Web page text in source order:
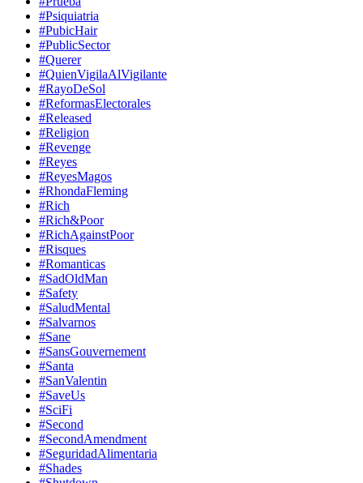
#Psiquiatria
#PubicHair
#PublicSector
#Querer
#QuienVigilaAlVigilante
#RayoDeSol
#ReformasElectorales
#Released
#Religion
#Revenge
#Reyes
#ReyesMagos
#RhondaFleming
#Rich
#Rich&Poor
#RichAgainstPoor
#Risques
#Romanticas
#SadOldMan
#Safety
#SaludMental
#Salvarnos
#Sane
#SansGouvernement
#Santa
#SanValentin
#SaveUs
#SciFi
#Second
#SecondAmendment
#SeguridadAlimentaria
#Shades